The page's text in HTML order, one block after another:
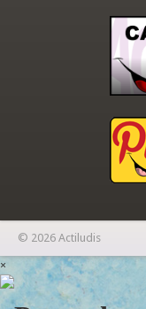
© 2026 Actiludis
×